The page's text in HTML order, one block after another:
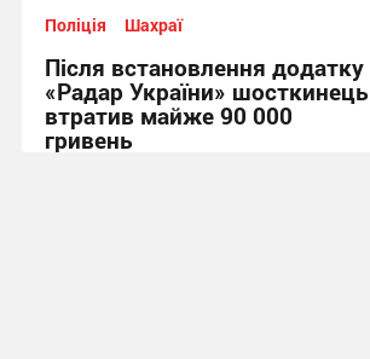
Поліція Шахраї
Після встановлення додатку
«Радар України» шосткинець
втратив майже 90 000
гривень